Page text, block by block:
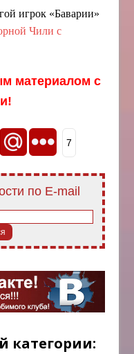
игрок «Баварии»
Чили с
материалом с
7
по E-mail
категории: